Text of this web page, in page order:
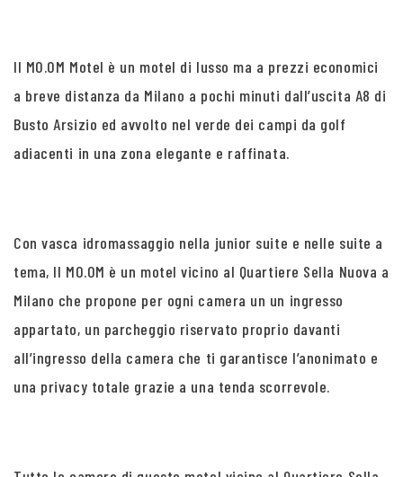
Il MO.OM Motel è un motel di lusso ma a prezzi economici
a breve distanza da Milano a pochi minuti dall’uscita A8 di
Busto Arsizio ed avvolto nel verde dei campi da golf
adiacenti in una zona elegante e raffinata.
Con vasca idromassaggio nella junior suite e nelle suite a
tema, Il MO.OM è un motel vicino al Quartiere Sella Nuova a
Milano che propone per ogni camera un un ingresso
appartato, un parcheggio riservato proprio davanti
all’ingresso della camera che ti garantisce l’anonimato e
una privacy totale grazie a una tenda scorrevole.